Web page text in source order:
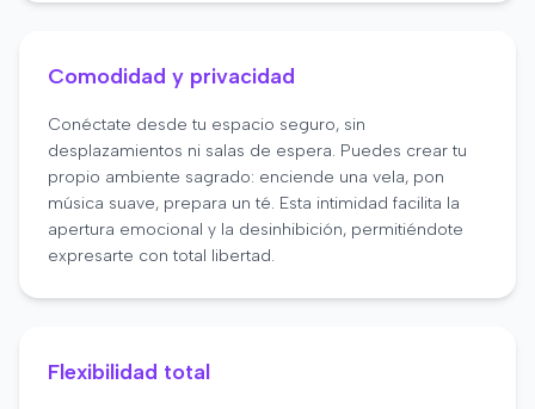
Comodidad y privacidad
Conéctate desde tu espacio seguro, sin
desplazamientos ni salas de espera. Puedes crear tu
propio ambiente sagrado: enciende una vela, pon
música suave, prepara un té. Esta intimidad facilita la
apertura emocional y la desinhibición, permitiéndote
expresarte con total libertad.
Flexibilidad total